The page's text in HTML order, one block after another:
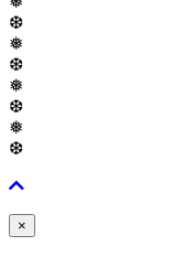
❆
❅
❆
❅
❆
❅
❆
×